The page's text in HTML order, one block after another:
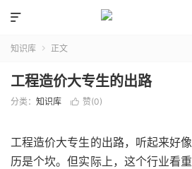

知识库  正文
工程造价大专生的出路
分类： 知识库  赞(0)
工程造价大专生的出路，听起来好
历是个坎。但实际上，这个行业看